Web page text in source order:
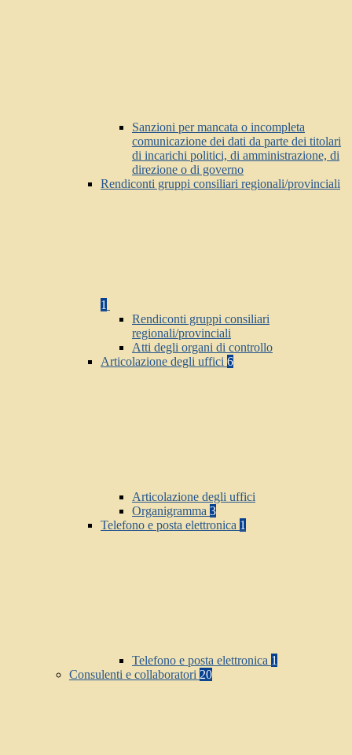
Sanzioni per mancata o incompleta
comunicazione dei dati da parte dei titolari
di incarichi politici, di amministrazione, di
direzione o di governo
Rendiconti gruppi consiliari regionali/provinciali
1
Rendiconti gruppi consiliari
regionali/provinciali
Atti degli organi di controllo
Articolazione degli uffici 6
Articolazione degli uffici
Organigramma 3
Telefono e posta elettronica 1
Telefono e posta elettronica 1
Consulenti e collaboratori 20